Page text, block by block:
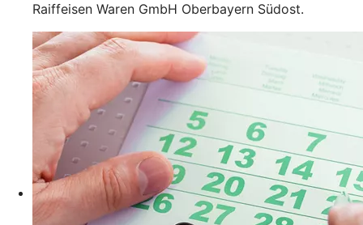
Raiffeisen Waren GmbH Oberbayern Südost.